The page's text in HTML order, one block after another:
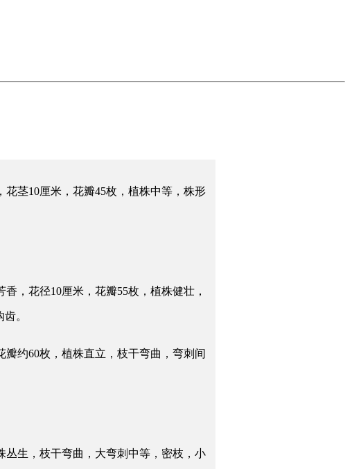
花茎10厘米，花瓣45枚，植株中等，株形
，花径10厘米，花瓣55枚，植株健壮，
。
约60枚，植株直立，枝干弯曲，弯刺间
生，枝干弯曲，大弯刺中等，密枝，小